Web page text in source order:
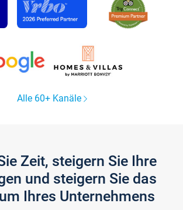
Alle 60+ Kanäle
Zeit, steigern Sie Ihre
und steigern Sie das
Ihres Unternehmens